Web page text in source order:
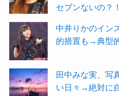
セブンないの？
中井りかのイン
的措置も→典型
田中みな実、写
い日々→絶対に